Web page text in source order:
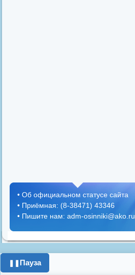
• Об официальном статусе сайта
• Приёмная: (8-38471) 43346
• Пишите нам: adm-osinniki@ako.ru
Пауза